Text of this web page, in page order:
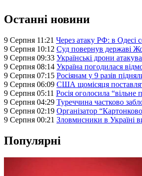
Останні новини
9 Серпня 11:21 Через атаку РФ: в Одесі
9 Серпня 10:12 Суд повернув державі
9 Серпня 09:33 Українські дрони
9 Серпня 08:14 Україна погодилася
9 Серпня 07:15 Росіянам у 9 разів
9 Серпня 06:09 США щомісяця
9 Серпня 05:11 Росія оголосила “вільне
9 Серпня 04:29 Туреччина частково
9 Серпня 02:19 Організатор
9 Серпня 00:21 Зловмисники в Україні
Популярні